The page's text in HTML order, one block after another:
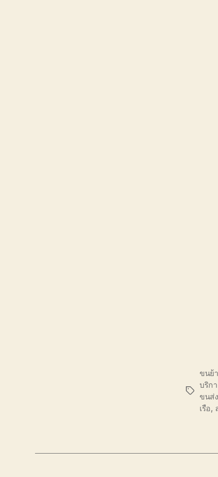
Tags
ขนย้
บริก
ขนส่
เรือ,